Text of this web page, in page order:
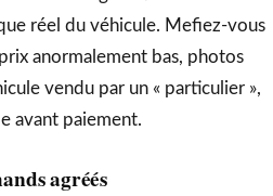
réel du véhicule. Mefiez-vous
anormalement bas, photos
vendu par un « particulier »,
avant paiement.
agréés